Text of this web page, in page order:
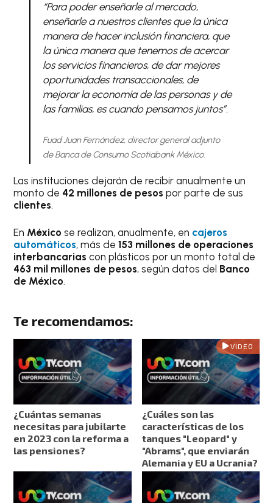
“Para poder enseñarle al mercado,
enseñarle a nuestros clientes que la única
manera de hacer inclusión financiera, que
la única manera que tenemos de acercar
los servicios financieros, de dar mejores
oportunidades transaccionales, de
mejorar la economía de las personas y de
las familias, es cuando pensamos juntos”.
Fuad Juan Fernández, director general adjunto
de Banca de Consumo Scotiabank México.
Las instituciones dejarán de recibir anualmente un
monto de 42 millones de pesospor parte de sus
clientes.
En Méxicose realizan, anualmente, en cajeros
automáticos, más de153 millones de operaciones
interbancariascon plásticos por un monto total de
463 mil millones de pesos, según datos del Banco
de México.
Te recomendamos:
¿Cuántas semanas
necesitas para jubilarte
en 2023 con la reforma a
las pensiones?
VIDEO
¿Cuáles son las
características de los
tanques "Leopard" y
"Abrams", que enviarán
Alemania y EU a Ucrania?